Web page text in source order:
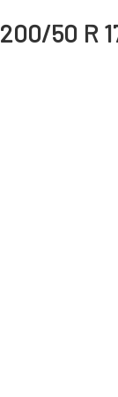
50 R